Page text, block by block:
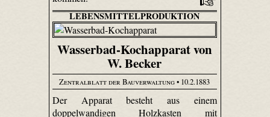
LEBENSMITTELPRODUKTION
Wasserbad-Kochapparat von
W. Becker
Zentralblatt der Bauverwaltung• 10.2.1883
Der Apparat besteht aus einem
doppelwandigen Holzkasten mit